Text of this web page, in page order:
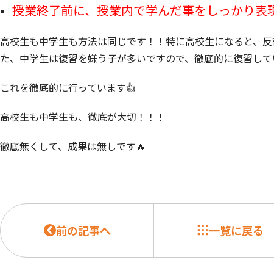
授業終了前に、授業内で学んだ事をしっかり表
高校生も中学生も方法は同じです！！特に高校生になると、
た、中学生は復習を嫌う子が多いですので、徹底的に復習して
これを徹底的に行っています👍
高校生も中学生も、徹底が大切！！！
徹底無くして、成果は無しです🔥
前の記事へ 一覧に戻る